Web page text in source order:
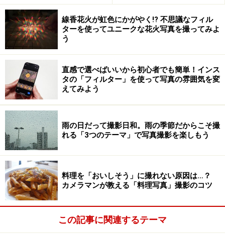
（ここでは「AB Shutter3」）を選択すれば、ペアリングは
完了。
シャッターリモコンを初めて使用する場合は、スマホと
ペアリングさせる必要があります。
まず、スマホのBluetoothモードがオンになっている状態
でシャッターリモコンの電源を入れます。次に、スマホ
のBluetooth設定画面に表示されるシャッターリモコンの
デバイス名を選択します。これでペアリングは完了で
す。
シャッターリモコンを使って撮影してみよ
う
スマホ用ホルダーで固定して設置する。
線香花火が虹色にかがやく!? 不思議なフィル
ターを使ってユニークな花火写真を撮ってみよ
う
直感で選べばいいから初心者でも簡単！インス
タの「フィルター」を使って写真の雰囲気を変
えてみよう
雨の日だって撮影日和。雨の季節だからこそ撮
れる「3つのテーマ」で写真撮影を楽しもう
料理を「おいしそう」に撮れない原因は…？
カメラマンが教える「料理写真」撮影のコツ
この記事に関連するテーマ